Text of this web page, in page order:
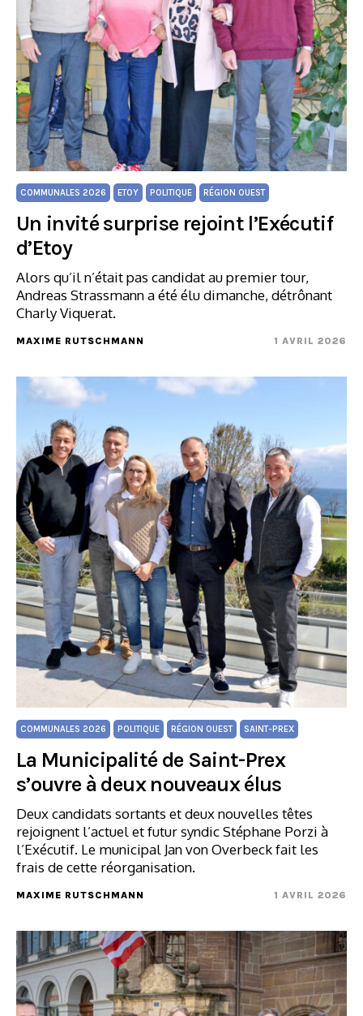
COMMUNALES 2026 ETOY POLITIQUE RÉGION OUEST
Un invité surprise rejoint l’Exécutif
d’Etoy
Alors qu’il n’était pas candidat au premier tour,
Andreas Strassmann a été élu dimanche, détrônant
Charly Viquerat.
MAXIME RUTSCHMANN 1 AVRIL 2026
COMMUNALES 2026 POLITIQUE RÉGION OUEST SAINT-PREX
La Municipalité de Saint-Prex
s’ouvre à deux nouveaux élus
Deux candidats sortants et deux nouvelles têtes
rejoignent l’actuel et futur syndic Stéphane Porzi à
l’Exécutif. Le municipal Jan von Overbeck fait les
frais de cette réorganisation.
MAXIME RUTSCHMANN 1 AVRIL 2026